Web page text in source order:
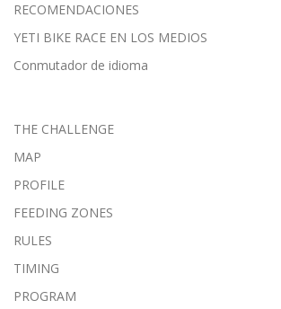
RECOMENDACIONES
YETI BIKE RACE EN LOS MEDIOS
Conmutador de idioma
THE CHALLENGE
MAP
PROFILE
FEEDING ZONES
RULES
TIMING
PROGRAM